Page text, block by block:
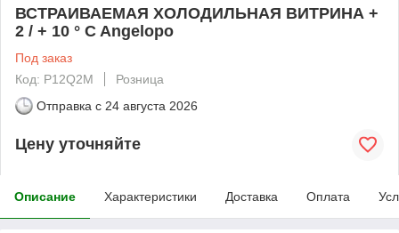
ВСТРАИВАЕМАЯ ХОЛОДИЛЬНАЯ ВИТРИНА +
2 / + 10 ° C Angelopo
Под заказ
Код: P12Q2M
Розница
Отправка с 24 августа 2026
Цену уточняйте
Описание Характеристики Доставка Оплата